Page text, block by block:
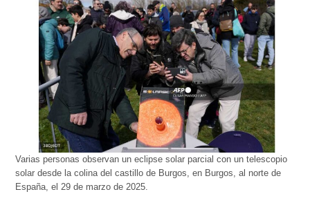
Varias personas observan un eclipse solar parcial con un telescopio
solar desde la colina del castillo de Burgos, en Burgos, al norte de
España, el 29 de marzo de 2025.